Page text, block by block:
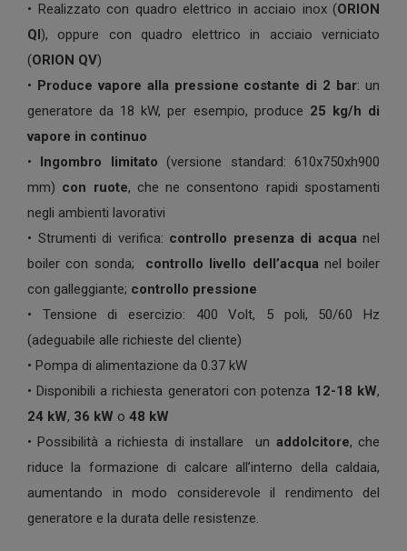
• Realizzato con quadro elettrico in acciaio inox (ORION
QI), oppure con quadro elettrico in acciaio verniciato
(ORION QV)
• Produce vapore alla pressione costante di 2 bar: un
generatore da 18 kW, per esempio, produce 25 kg/h di
vapore in continuo
• Ingombro limitato (versione standard: 610x750xh900
mm) con ruote, che ne consentono rapidi spostamenti
negli ambienti lavorativi
• Strumenti di verifica: controllo presenza di acquanel
boiler con sonda; controllo livello dell’acquanel boiler
con galleggiante; controllo pressione
• Tensione di esercizio: 400 Volt, 5 poli, 50/60 Hz
(adeguabile alle richieste del cliente)
• Pompa di alimentazione da 0.37 kW
• Disponibili a richiesta generatori con potenza 12-18 kW,
24 kW, 36 kW o 48 kW
• Possibilità a richiesta di installare un addolcitore, che
riduce la formazione di calcare all’interno della caldaia,
aumentando in modo considerevole il rendimento del
generatore e la durata delle resistenze.